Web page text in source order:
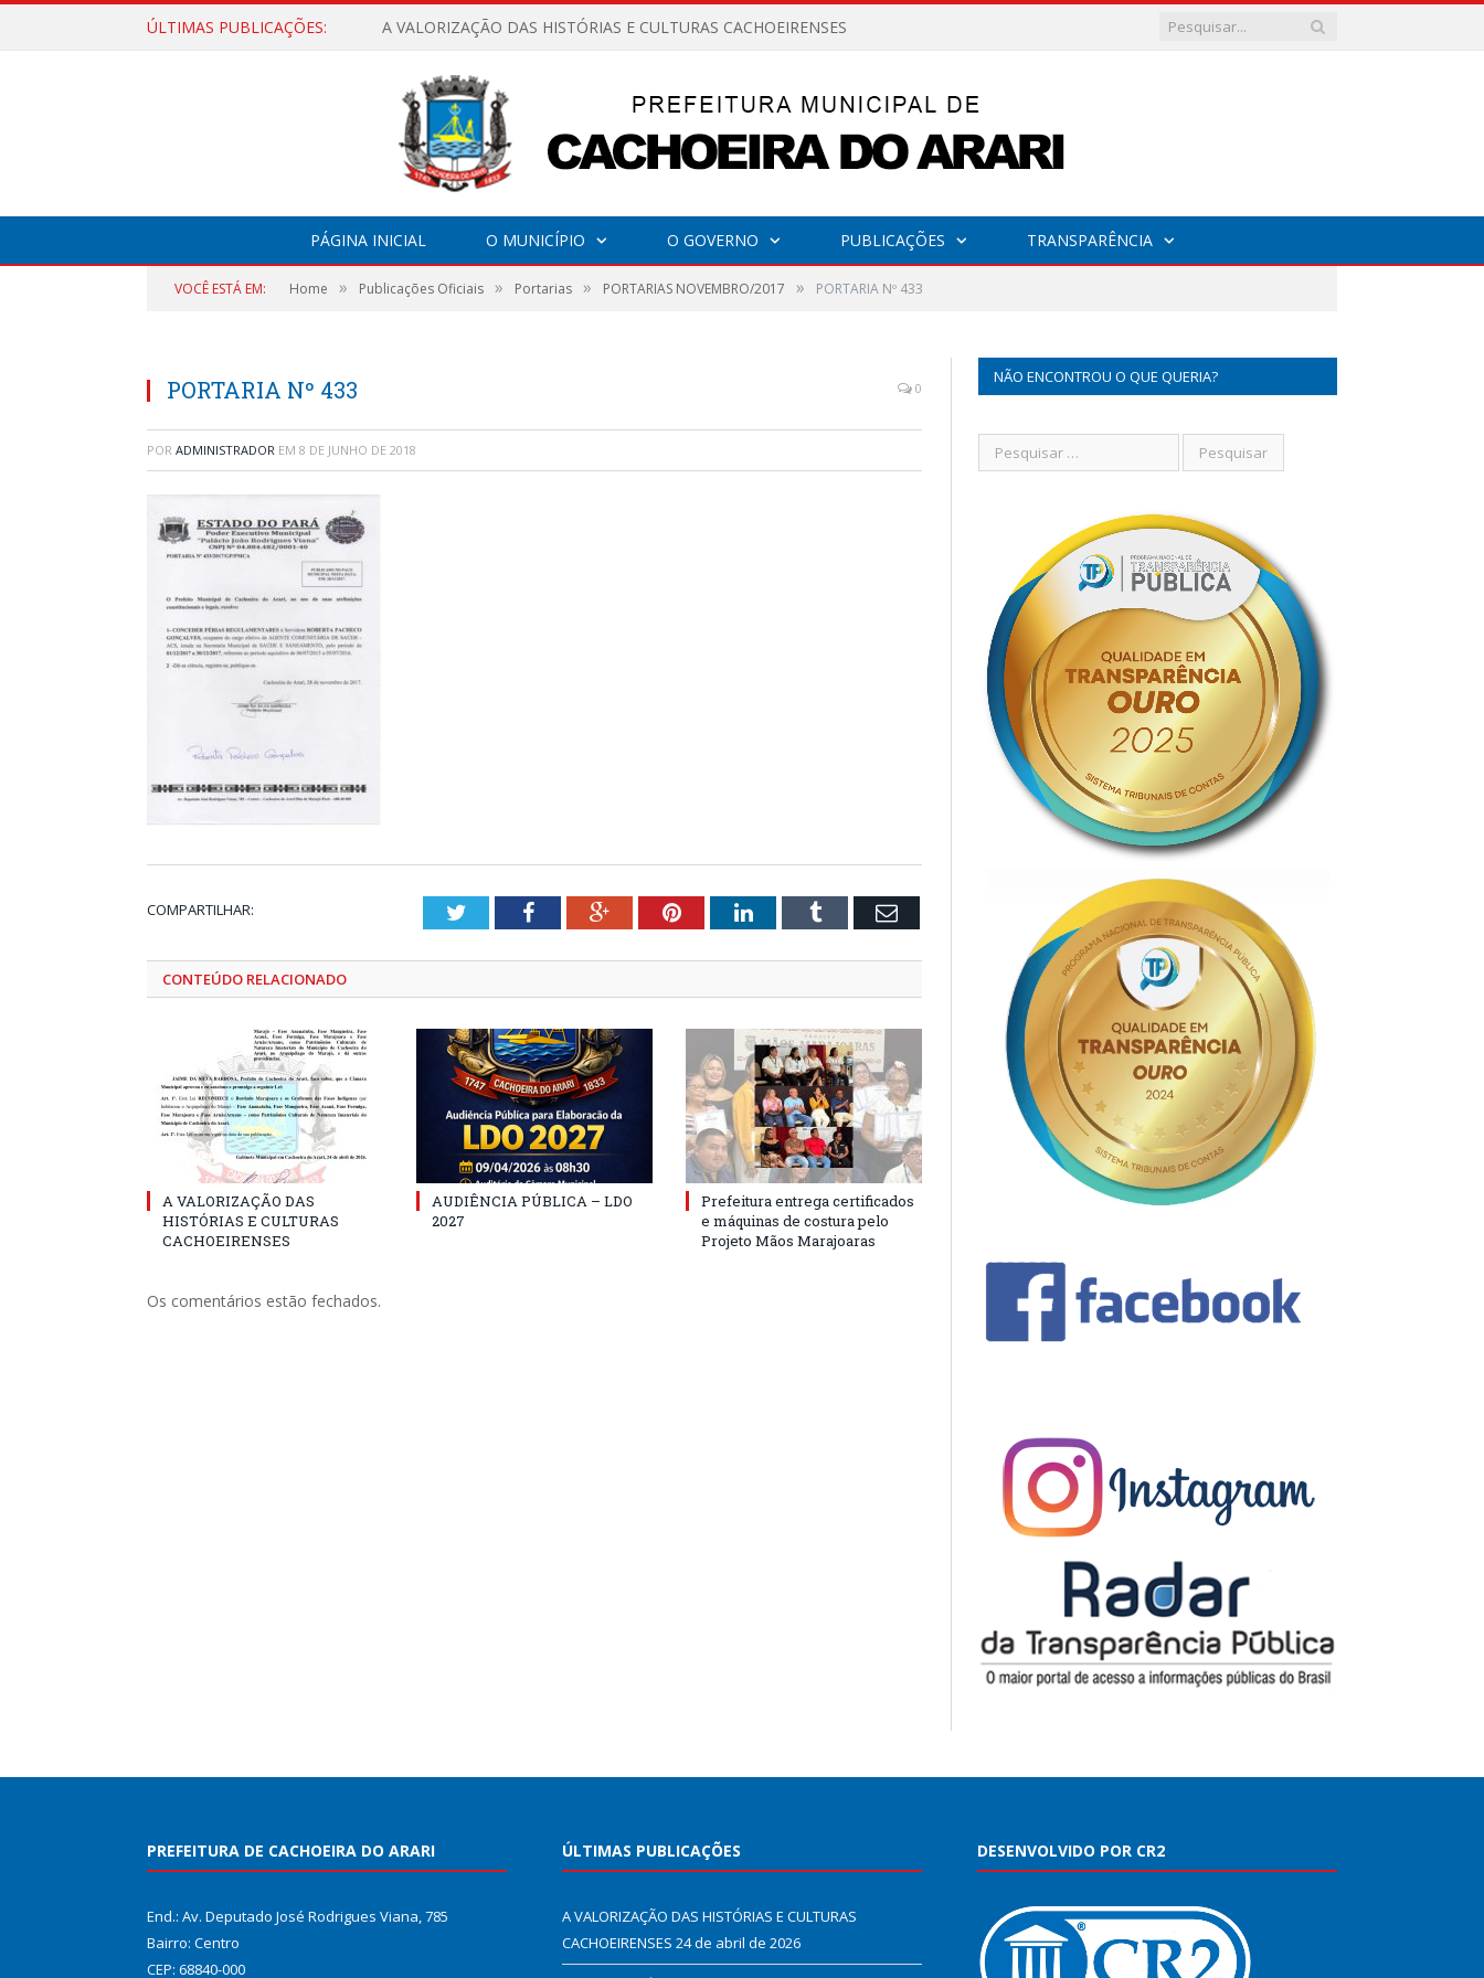
ÚLTIMAS PUBLICAÇÕES: A VALORIZAÇÃO DAS HISTÓRIAS E CULTURAS CACHOEIRENSES
PÁGINA INICIAL O MUNICÍPIO O GOVERNO PUBLICAÇÕES TRANSPARÊNCIA
VOCÊ ESTÁ EM: Home » Publicações Oficiais » Portarias » PORTARIAS NOVEMBRO/2017 » PORTARIA Nº 433
PORTARIA Nº 433 0
POR ADMINISTRADOR EM 8 DE JUNHO DE 2018
COMPARTILHAR: TwitterFacebookGoogle+PinterestLinkedInTumblr Email
CONTEÚDO RELACIONADO
A VALORIZAÇÃO DAS
HISTÓRIAS E CULTURAS
CACHOEIRENSES
AUDIÊNCIA PÚBLICA – LDO
2027
Prefeitura entrega certificados
e máquinas de costura pelo
Projeto Mãos Marajoaras
Os comentários estão fechados.
NÃO ENCONTROU O QUE QUERIA?
PREFEITURA DE CACHOEIRA DO ARARI
End.: Av. Deputado José Rodrigues Viana, 785
Bairro: Centro
CEP: 68840-000
ÚLTIMAS PUBLICAÇÕES
A VALORIZAÇÃO DAS HISTÓRIAS E CULTURAS
CACHOEIRENSES 24 de abril de 2026
DESENVOLVIDO POR CR2